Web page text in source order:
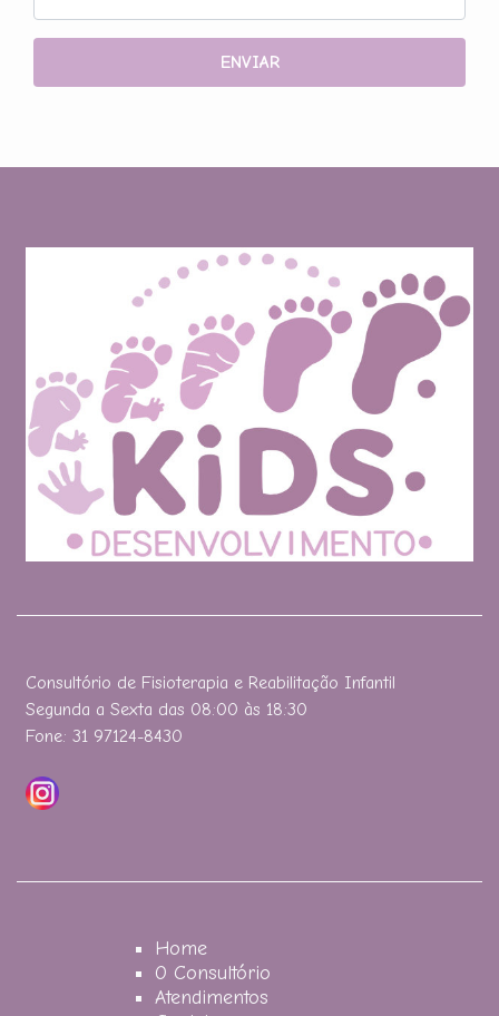
ENVIAR
Consultório de Fisioterapia e Reabilitação Infantil
Segunda a Sexta das 08:00 às 18:30
Fone: 31 97124-8430
Home
O Consultório
Atendimentos